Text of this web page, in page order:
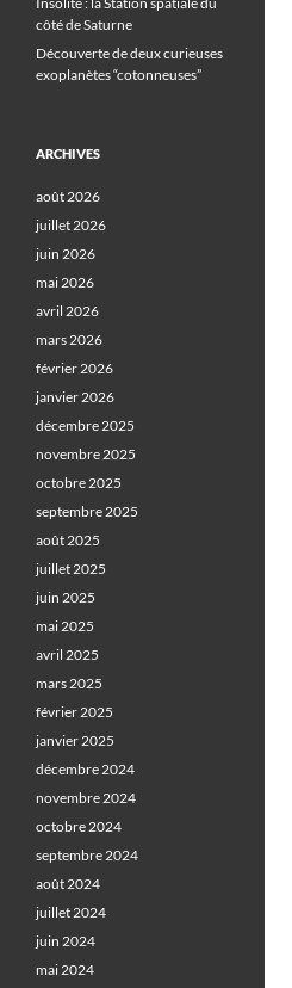
côté de Saturne
Découverte de deux curieuses
exoplanètes “cotonneuses”
ARCHIVES
août 2026
juillet 2026
juin 2026
mai 2026
avril 2026
mars 2026
février 2026
janvier 2026
décembre 2025
novembre 2025
octobre 2025
septembre 2025
août 2025
juillet 2025
juin 2025
mai 2025
avril 2025
mars 2025
février 2025
janvier 2025
décembre 2024
novembre 2024
octobre 2024
septembre 2024
août 2024
juillet 2024
juin 2024
mai 2024